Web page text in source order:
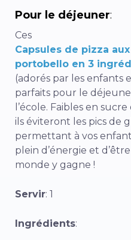
Pour le déjeuner:
Ces
Capsules de pizza
portobello en 3
(adorés par les enfants
parfaits pour le
l’école. Faibles en
ils éviteront les pics de
permettant à vos
plein d’énergie et
monde y gagne !
Servir: 1
Ingrédients: